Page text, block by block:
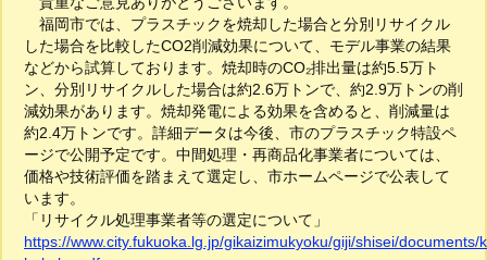
福岡市では、プラスチックを焼却した場合と分別リサイクル
した場合を比較したCO2削減効果について、モデル事業の結果
などから試算しております。焼却時のCO₂排出量は約5.5万ト
ン、分別リサイクルした場合は約2.6万トンで、約2.9万トンの削
減効果があります。焼却発電による効果を含めると、削減量は
約2.4万トンです。詳細データは今後、市のプラスチック特設ペ
ージで公開予定です。中間処理・再商品化事業者については、
価格や技術評価を踏まえて選定し、市ホームページで公表して
います。
「リサイクル処理事業者等の選定について」
https://www.city.fukuoka.lg.jp/gikaizimukyoku/giji/shisei/documents/